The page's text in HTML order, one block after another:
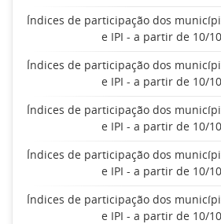
Índices de participação dos
e IPI - a partir de 10/
Índices de participação dos
e IPI - a partir de 10/
Índices de participação dos
e IPI - a partir de 10/
Índices de participação dos
e IPI - a partir de 10/
Índices de participação dos
e IPI - a partir de 10/